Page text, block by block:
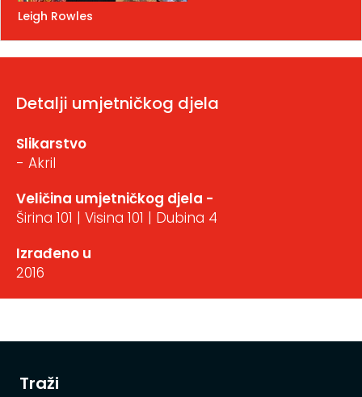
Traži
Leigh Rowles
Detalji umjetničkog djela
Slikarstvo
- Akril
Veličina umjetničkog djela -
Širina 101 | Visina 101 | Dubina 4
Izrađeno u
2016